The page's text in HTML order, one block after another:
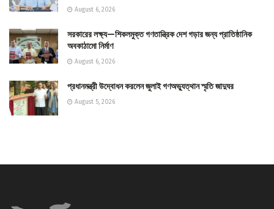
August 6, 2026
সরকারের লক্ষ্য—শিকলমুক্ত গণতান্ত্রিক দেশ গড়ার জন্য প্রাতিষ্ঠানিক
অবকাঠামো নির্মাণ
August 6, 2026
প্রধানমন্ত্রী উদ্বোধন করলেন জুলাই গণঅভ্যুত্থান স্মৃতি জাদুঘর
August 5, 2026